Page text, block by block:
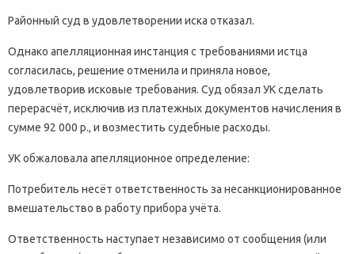
Районный суд в удовлетворении иска отказал.
Однако апелляционная инстанция с требованиями истца
согласилась, решение отменила и приняла новое,
удовлетворив исковые требования. Суд обязал УК сделать
перерасчёт, исключив из платежных документов начисления в
сумме 92 000 р., и возместить судебные расходы.
УК обжаловала апелляционное определение:
Потребитель несёт ответственность за несанкционированное
вмешательство в работу прибора учёта.
Ответственность наступает независимо от сообщения (или